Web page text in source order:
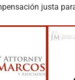
justa